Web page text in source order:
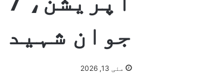
جوان شہید
مئی 13, 2026